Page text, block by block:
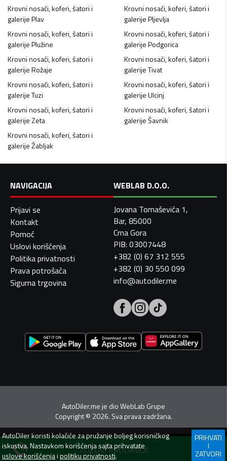
POZOVI PRODAVCA
Krovni nosači, koferi, šatori i
galerijePlav
Krovni nosači, koferi, šatori i
galerijePljevlja
Krovni nosači, koferi, šatori i
galerijePlužine
Krovni nosači, koferi, šatori i
galerijePodgorica
Krovni nosači, koferi, šatori i
galerijeRožaje
Krovni nosači, koferi, šatori i
galerijeTivat
Krovni nosači, koferi, šatori i
galerijeTuzi
Krovni nosači, koferi, šatori i
galerijeUlcinj
Krovni nosači, koferi, šatori i
galerijeZeta
Krovni nosači, koferi, šatori i
galerijeŠavnik
Krovni nosači, koferi, šatori i
galerijeŽabljak
NAVIGACIJA
Prijavi se
Kontakt
Pomoć
Uslovi korišćenja
Politika privatnosti
Prava potrošača
Sigurna trgovina
WEBLAB D.O.O.
Jovana Tomaševića 1,
Bar, 85000
Crna Gora
PIB: 03007448
+382 (0) 67 312 555
+382 (0) 30 550 099
info@autodiler.me
AutoDiler.me je dioWebLab Grupe
Copyright© 2026. Sva prava zadržana.
AutoDilerkoristi kolačiće za pružanje boljeg korisničkog
iskustva. Nastavkom korišćenja sajta prihvatate
uslove korišćenjaipolitiku privatnosti.
PRIHVATI
I
ZATVORI